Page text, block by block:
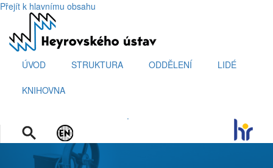
Přejít k hlavnímu obsahu
ÚVOD STRUKTURA ODDĚLENÍ LIDÉ
KNIHOVNA
.